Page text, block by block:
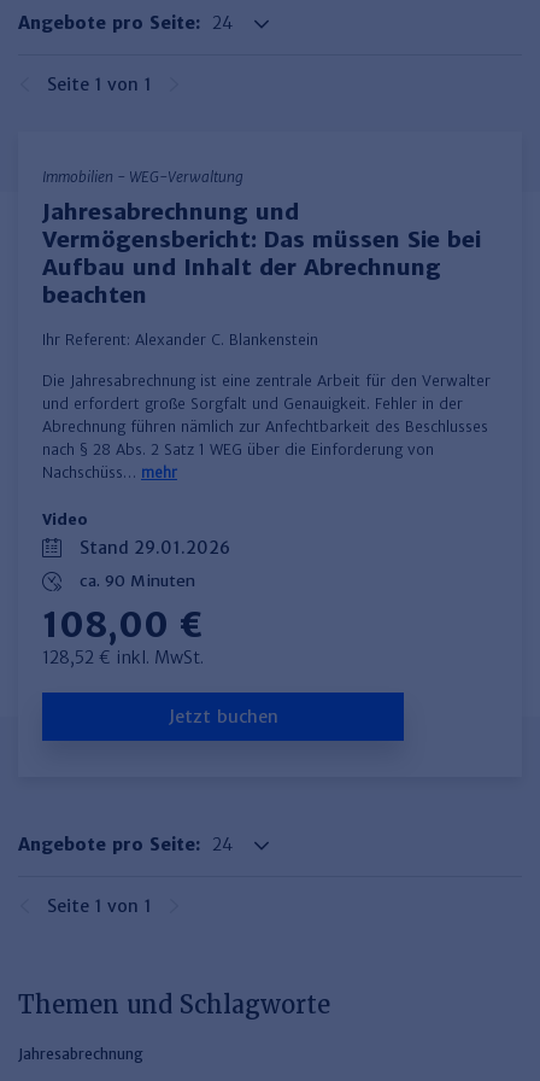
Haufe TVöD/TV-L Office
Angebote pro Seite:
Seite 1 von 1
Immobilien - WEG-Verwaltung
Jahresabrechnung und
Vermögensbericht: Das müssen Sie bei
Aufbau und Inhalt der Abrechnung
beachten
Ihr Referent: Alexander C. Blankenstein
Die Jahresabrechnung ist eine zentrale Arbeit für den Verwalter
und erfordert große Sorgfalt und Genauigkeit. Fehler in der
Abrechnung führen nämlich zur Anfechtbarkeit des Beschlusses
nach § 28 Abs. 2 Satz 1 WEG über die Einforderung von
Nachschüss… mehr
Video
Stand 29.01.2026
ca. 90 Minuten
108,00 €
128,52 € inkl. MwSt.
Jetzt buchen
Angebote pro Seite:
Seite 1 von 1
Themen und Schlagworte
Jahresabrechnung